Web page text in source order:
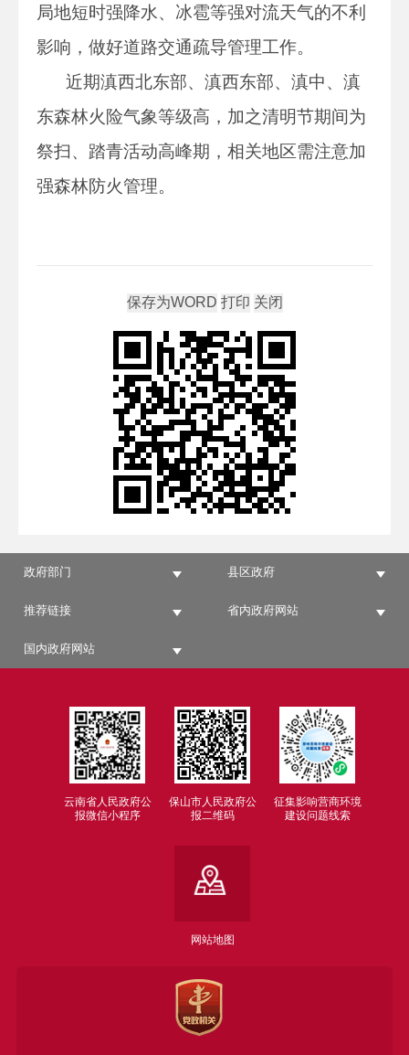
局地短时强降水、冰雹等强对流天气的不利
影响，做好道路交通疏导管理工作。
近期滇西北东部、滇西东部、滇中、滇
东森林火险气象等级高，加之清明节期间为
祭扫、踏青活动高峰期，相关地区需注意加
强森林防火管理。
政府部门 县区政府
推荐链接 省内政府网站
国内政府网站
云南省人民政府公
报微信小程序
保山市人民政府公
报二维码
征集影响营商环境
建设问题线索
网站地图